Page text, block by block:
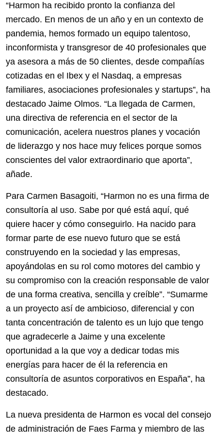
“Harmon ha recibido pronto la confianza del
mercado. En menos de un año y en un contexto de
pandemia, hemos formado un equipo talentoso,
inconformista y transgresor de 40 profesionales que
ya asesora a más de 50 clientes, desde compañías
cotizadas en el Ibex y el Nasdaq, a empresas
familiares, asociaciones profesionales y startups”, ha
destacado Jaime Olmos. “La llegada de Carmen,
una directiva de referencia en el sector de la
comunicación, acelera nuestros planes y vocación
de liderazgo y nos hace muy felices porque somos
conscientes del valor extraordinario que aporta”,
añade.
Para Carmen Basagoiti, “Harmon no es una firma de
consultoría al uso. Sabe por qué está aquí, qué
quiere hacer y cómo conseguirlo. Ha nacido para
formar parte de ese nuevo futuro que se está
construyendo en la sociedad y las empresas,
apoyándolas en su rol como motores del cambio y
su compromiso con la creación responsable de valor
de una forma creativa, sencilla y creíble”. “Sumarme
a un proyecto así de ambicioso, diferencial y con
tanta concentración de talento es un lujo que tengo
que agradecerle a Jaime y una excelente
oportunidad a la que voy a dedicar todas mis
energías para hacer de él la referencia en
consultoría de asuntos corporativos en España”, ha
destacado.
La nueva presidenta de Harmon es vocal del consejo
de administración de Faes Farma y miembro de las